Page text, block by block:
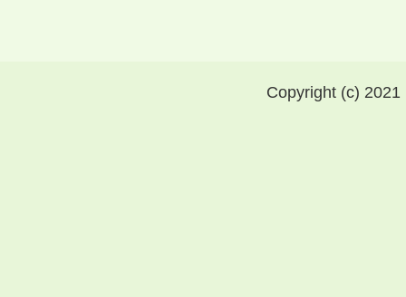
Copyright (c)